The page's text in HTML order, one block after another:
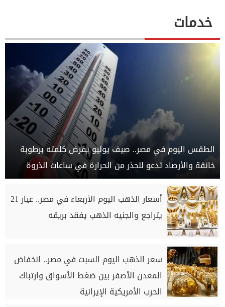
خدمات
الطقس اليوم في مصر.. صيف يوليو يفرض كلمته برطوبة
خانقة والأرصاد تدعو للحذر من الحرارة في ساعات الذروة
أسعار الذهب اليوم الأربعاء في مصر.. عيار 21
يتراجع والجنيه الذهب يفقد بريقه
سعر الذهب اليوم السبت في مصر.. انخفاض
المعدن الأصفر بين ضغط الأسواق وارتباك
الحرب الأمريكية الإيرانية